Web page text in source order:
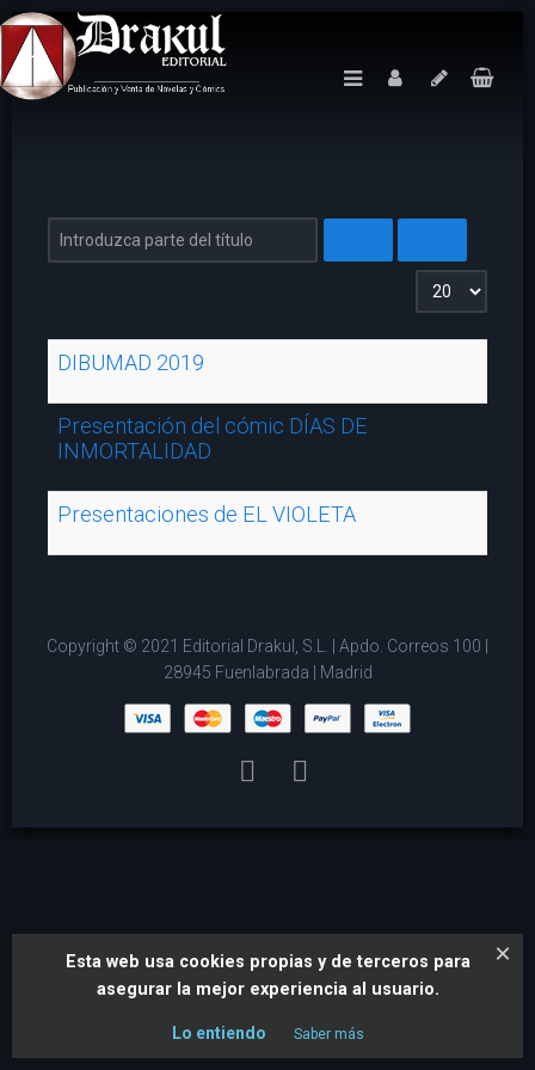
Esta web usa cookies propias y de terceros para
asegurar la mejor experiencia al usuario.
Lo entiendo Saber más
×
DIBUMAD 2019
Presentación del cómic DÍAS DE
INMORTALIDAD
Presentaciones de EL VIOLETA
Copyright © 2021 Editorial Drakul, S.L. | Apdo. Correos 100 |
28945 Fuenlabrada | Madrid